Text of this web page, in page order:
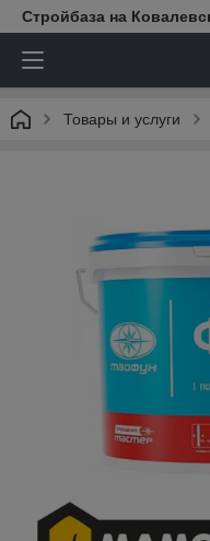
Стройбаза на
Товары и услуги